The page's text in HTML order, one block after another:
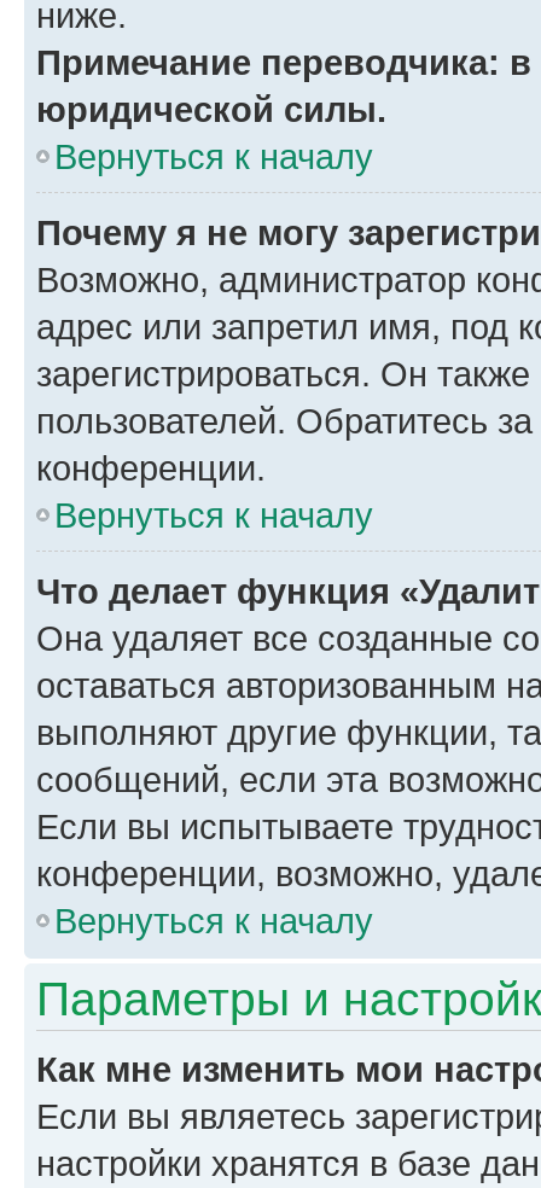
ниже.
Примечание переводчика:
юридической силы.
Вернуться к началу
Почему я не могу
Возможно, администратор
адрес или запретил имя, под
зарегистрироваться. Он
пользователей. Обратитесь
конференции.
Вернуться к началу
Что делает функция
Она удаляет все созданные
оставаться авторизованным
выполняют другие функции,
сообщений, если эта
Если вы испытываете
конференции, возможно,
Вернуться к началу
Параметры и
Как мне изменить мои
Если вы являетесь
настройки хранятся в базе